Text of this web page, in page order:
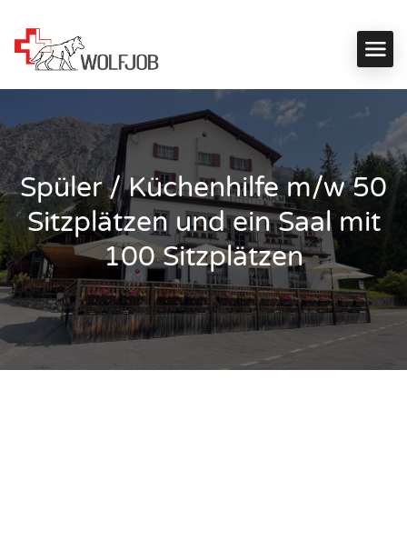
Spüler / Küchenhilfe m/w 50
Sitzplätzen und ein Saal mit
100 Sitzplätzen